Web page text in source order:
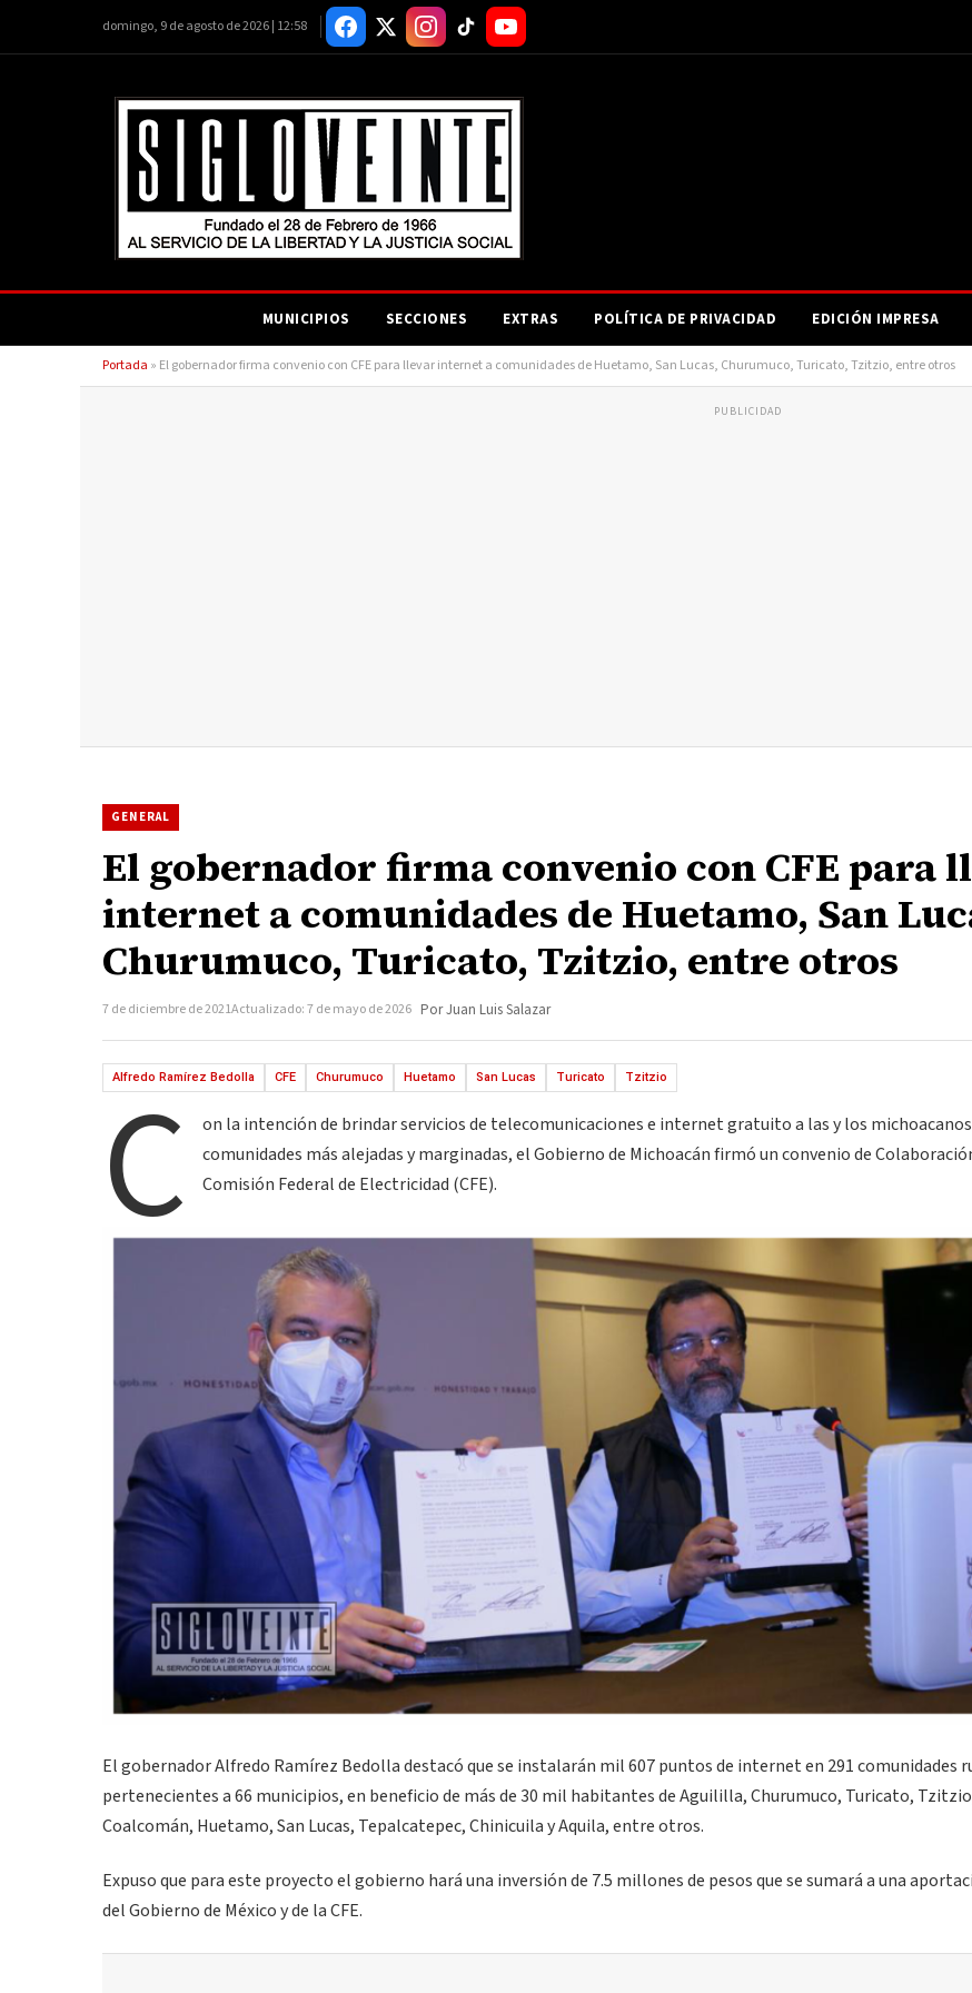
domingo, 9 de agosto de 2026 | 12:58
MUNICIPIOS SECCIONES EXTRAS POLÍTICA DE PRIVACIDAD EDICIÓN IMPRESA
Portada » El gobernador firma convenio con CFE para llevar internet a comunidades de Huetamo, San Lucas, Churumuco, Turicato, Tzitzio, entre otros
PUBLICIDAD
GENERAL
El gobernador firma convenio con CFE para
internet a comunidades de Huetamo, San
Churumuco, Turicato, Tzitzio, entre otros
7 de diciembre de 2021Actualizado: 7 de mayo de 2026 Por Juan Luis Salazar
Alfredo Ramírez Bedolla CFE Churumuco Huetamo San Lucas Turicato Tzitzio
C
on la intención de brindar servicios de telecomunicaciones e internet gratuito a las y los
comunidades más alejadas y marginadas, el Gobierno de Michoacán firmó un convenio de
Comisión Federal de Electricidad (CFE).
El gobernador Alfredo Ramírez Bedolla destacó que se instalarán mil 607 puntos de internet en 291 comunidades
pertenecientes a 66 municipios, en beneficio de más de 30 mil habitantes de Aguililla, Churumuco, Turicato,
Coalcomán, Huetamo, San Lucas, Tepalcatepec, Chinicuila y Aquila, entre otros.
Expuso que para este proyecto el gobierno hará una inversión de 7.5 millones de pesos que se sumará a una
del Gobierno de México y de la CFE.